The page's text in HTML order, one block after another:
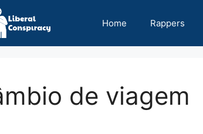
Home Rappers
de viagem